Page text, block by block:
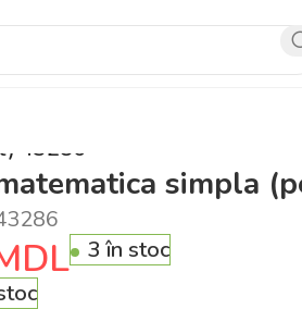
43286
simpla
3 în stoc